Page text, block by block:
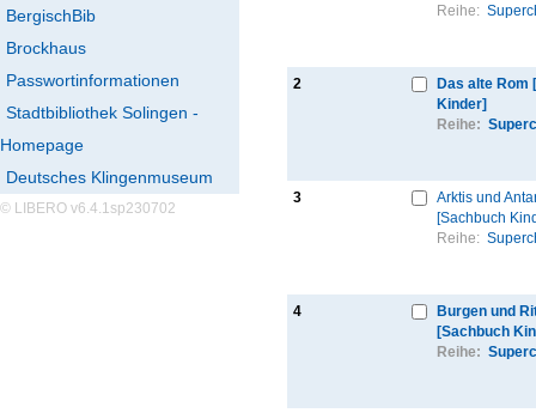
BergischBib
Brockhaus
Passwortinformationen
Stadtbibliothek Solingen -
Homepage
Deutsches Klingenmuseum
© LIBERO v6.4.1sp230702
Reihe:
2
Das alte Rom
Kinder]
Reihe:
3
Arktis und
[Sachbuch
Reihe:
4
Burgen und
[Sachbuch
Reihe: